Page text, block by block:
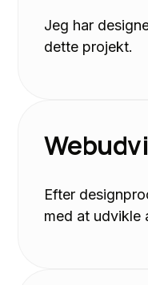
Jeg har
dette projekt.
Efter
med at udvikle